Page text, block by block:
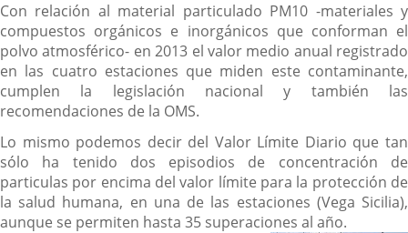
Con relación al material particulado PM10 -materiales y
compuestos orgánicos e inorgánicos que conforman el
polvo atmosférico- en 2013 el valor medio anual registrado
en las cuatro estaciones que miden este contaminante,
cumplen la legislación nacional y también las
recomendaciones de la OMS.
Lo mismo podemos decir del Valor Límite Diario que tan
sólo ha tenido dos episodios de concentración de
particulas por encima del valor límite para la protección de
la salud humana, en una de las estaciones (Vega Sicilia),
aunque se permiten hasta 35 superaciones al año.